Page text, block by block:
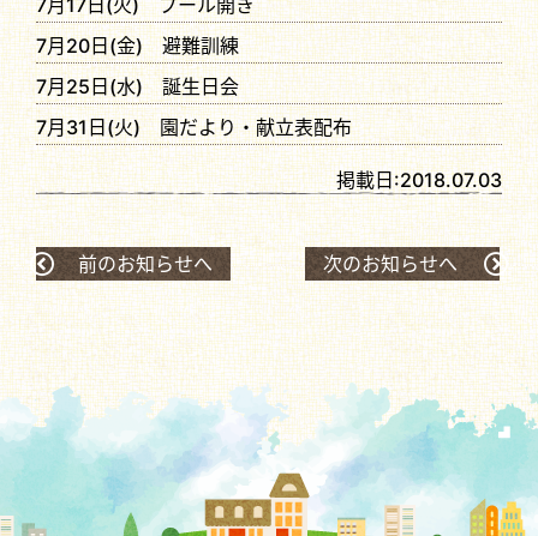
7月17日(火) プール開き
7月20日(金) 避難訓練
7月25日(水) 誕生日会
7月31日(火) 園だより・献立表配布
掲載日:2018.07.03
前のお知らせへ 次のお知らせへ